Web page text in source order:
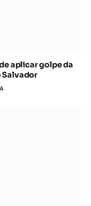
aplicar golpe da
Salvador